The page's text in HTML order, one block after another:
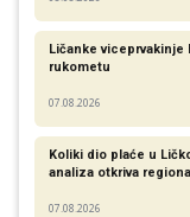
Ličanke viceprvakinje
rukometu
07.08.2026
Koliki dio plaće u
analiza otkriva
07.08.2026